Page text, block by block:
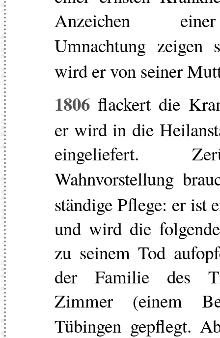
Anzeichen
Umnachtung
wird er von seiner
1806 flackert die
er wird in die
eingeliefert.
Wahnvorstellung
ständige Pflege: er ist
und wird die
zu seinem Tod
der Familie des
Zimmer (einem
Tübingen gepflegt.